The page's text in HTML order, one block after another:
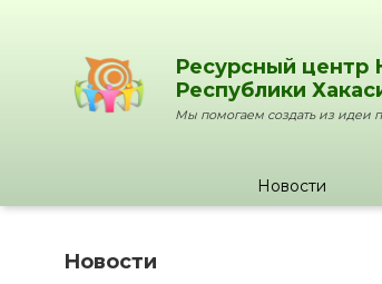
Ресурсный центр
Республики
Мы помогаем создать из идеи
Новости
Новости